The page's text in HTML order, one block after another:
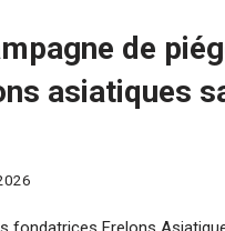
de
asiatiques